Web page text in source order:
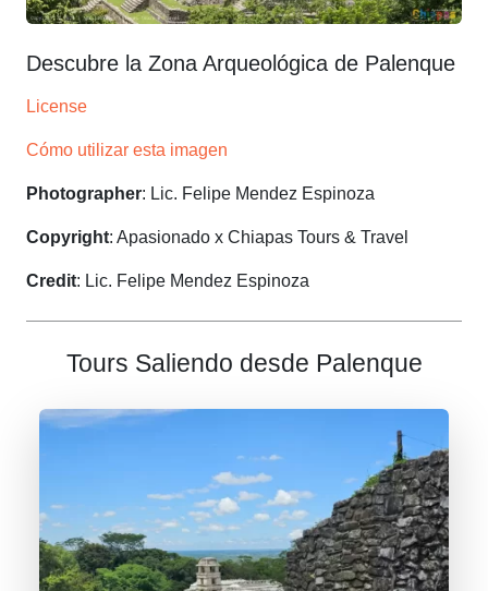
Descubre la Zona Arqueológica de Palenque
License
Cómo utilizar esta imagen
Photographer: Lic. Felipe Mendez Espinoza
Copyright: Apasionado x Chiapas Tours & Travel
Credit: Lic. Felipe Mendez Espinoza
Tours Saliendo desde Palenque